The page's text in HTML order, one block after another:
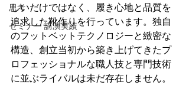
思考
セミナー 講演実績
しいだけではなく、履き心地と品質を
追求した靴作りを行っています。独自
のフットベットテクノロジーと緻密な
構造、創立当初から築き上げてきたプ
ロフェッショナルな職人技と専門技術
に並ぶライバルは未だ存在しません。